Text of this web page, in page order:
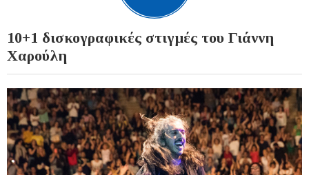
10+1 δισκογραφικές στιγμές του Γιάννη
Χαρούλη